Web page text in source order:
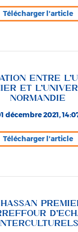
Télécharger l'article
ENTRE
ET
NORMANDIE
décembre 2021,
Télécharger l'article